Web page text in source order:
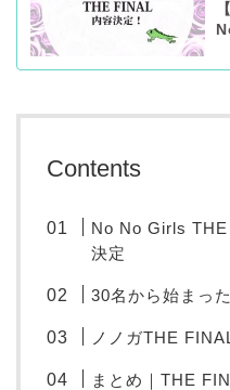
Contents
No No Girls
決定
30名から始まっ
ノノガTHE
まとめ｜THE